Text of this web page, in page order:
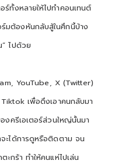
ร์ทั้งหลายให้ไปทำคอนเทนต์
มต้องหันกลับสู้ในศึกนี้บ้าง
ไปด้วย
YouTube, X (Twitter)
เพื่อดึงเอาคนกลับมา
องครีเอเตอร์ส่วนใหญ่นั้นมา
ะได้การดูหรือติดตาม จน
กร้า ทำให้คนแห่ไปเล่น